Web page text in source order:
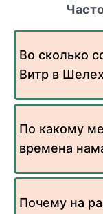
Во сколько
Витр в
По какому
времена
Почему на